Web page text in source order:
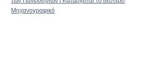
Μηχανογραφικό